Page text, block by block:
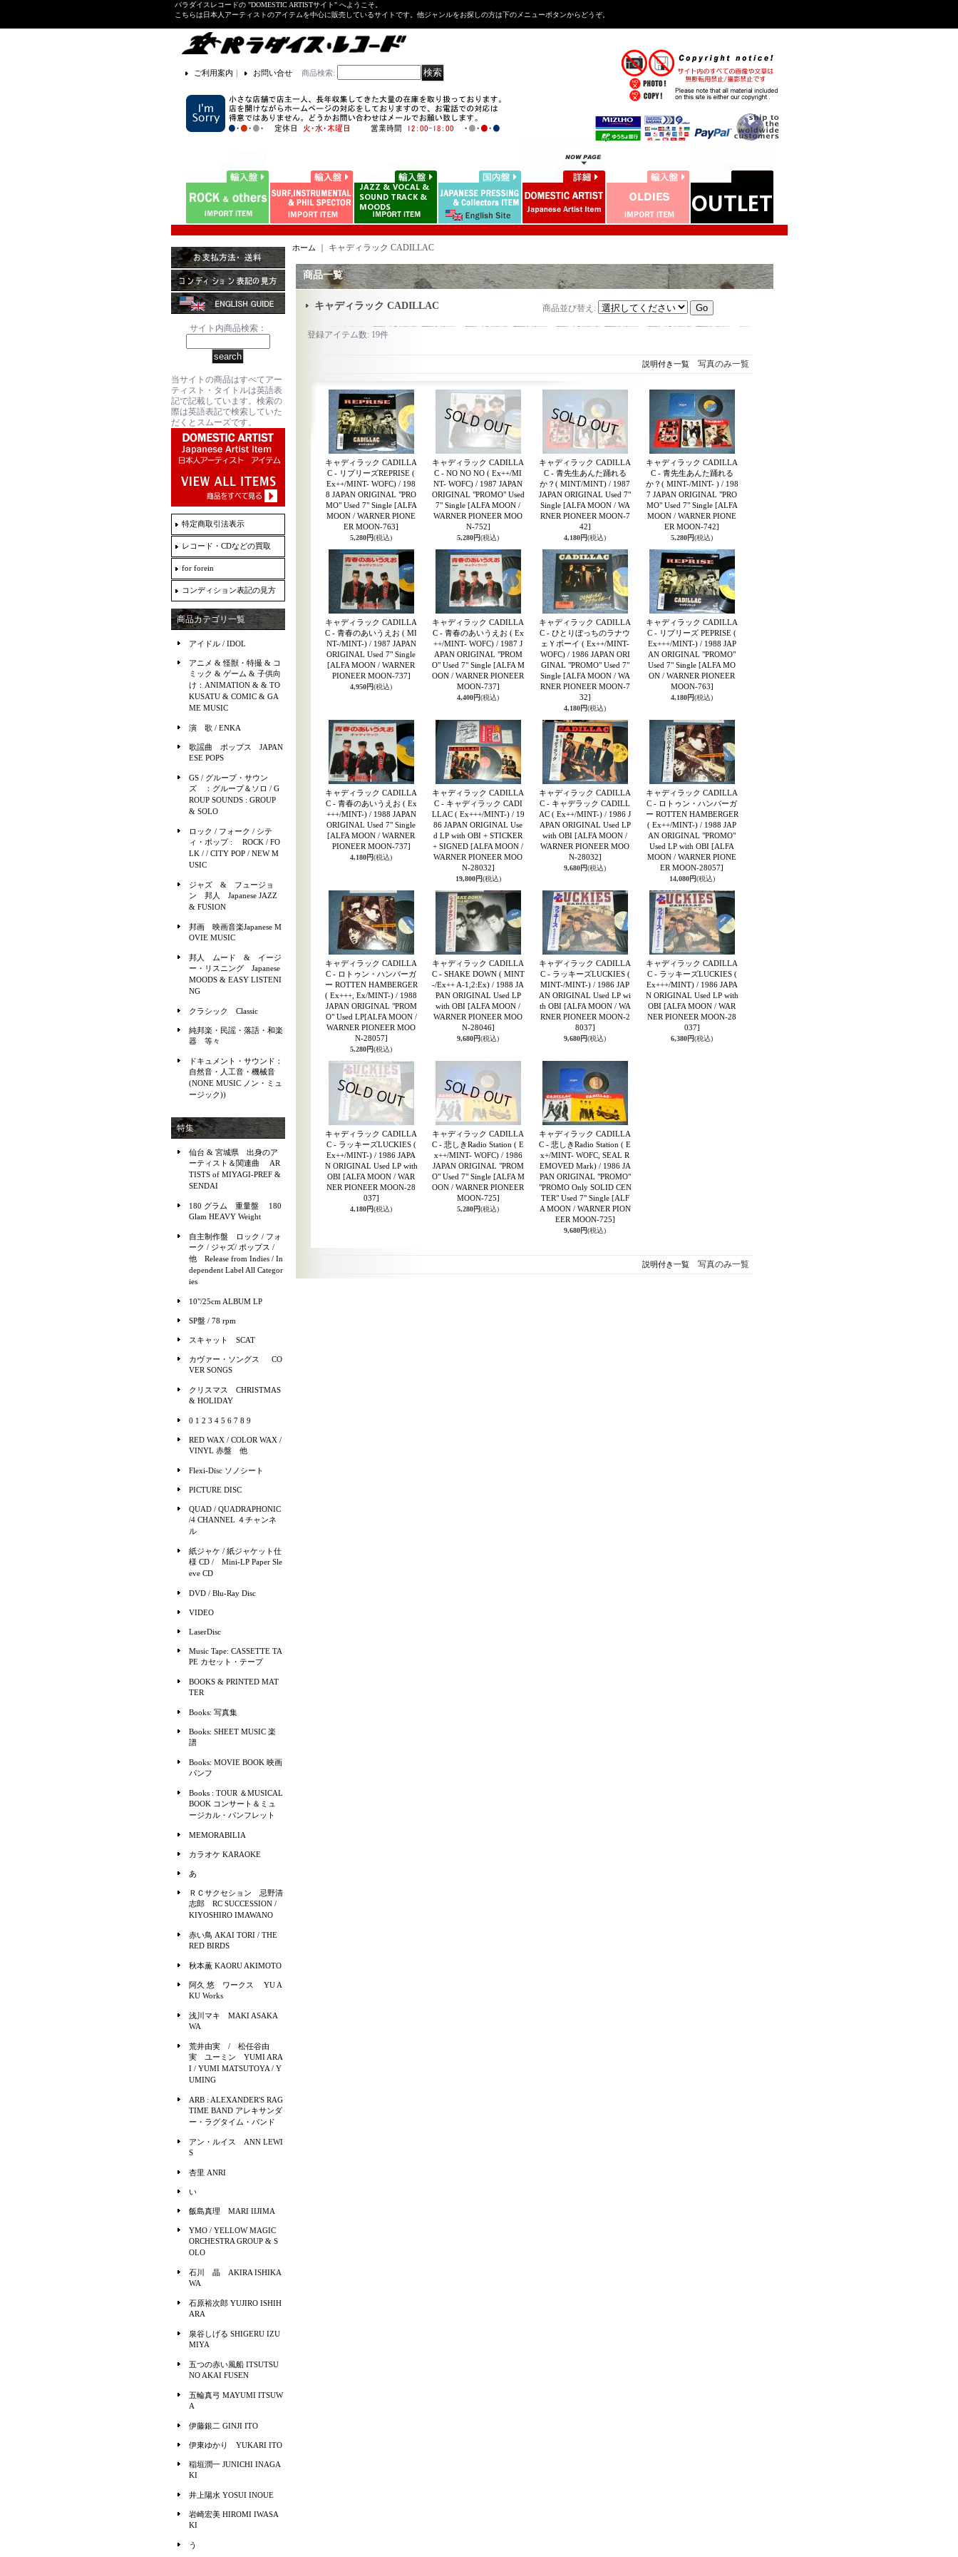
パラダイスレコードの "DOMESTIC ARTISTサイト" へようこそ。
こちらは日本人アーティストのアイテムを中心に販売しているサイトです。他ジャンルをお探しの方は下のメニューボタンからどうぞ。
ご利用案内 ｜ お問い合せ 商品検索:
サイト内商品検索：
当サイトの商品はすべてアー
ティスト・タイトルは英語表
記で記載しています。検索の
際は英語表記で検索していた
だくとスムーズです。
特定商取引法表示
レコード・CDなどの買取
for forein
コンディション表記の見方
商品カテゴリ一覧
アイドル / IDOL
アニメ & 怪獣・特撮 & コ
ミック & ゲーム & 子供向
け：ANIMATION & & TO
KUSATU & COMIC & GA
ME MUSIC
演 歌 / ENKA
歌謡曲 ポップス JAPAN
ESE POPS
GS / グループ・サウン
ズ ：グループ＆ソロ / G
ROUP SOUNDS : GROUP
& SOLO
ロック / フォーク / シテ
ィ・ポップ : ROCK / FO
LK / / CITY POP / NEW M
USIC
ジャズ & フュージョ
ン 邦人 Japanese JAZZ
& FUSION
邦画 映画音楽Japanese M
OVIE MUSIC
邦人 ムード & イージ
ー・リスニング Japanese
MOODS & EASY LISTENI
NG
クラシック Classic
純邦楽・民謡・落語・和楽
器 等々
ドキュメント・サウンド：
自然音・人工音・機械音
(NONE MUSIC ノン・ミュ
ージック))
特集
仙台 & 宮城県 出身のア
ーティスト＆関連曲 AR
TISTS of MIYAGI-PREF &
SENDAI
180 グラム 重量盤 180
Glam HEAVY Weight
自主制作盤 ロック / フォ
ーク / ジャズ/ ポップス /
他 Release from Indies / In
dependent Label All Categor
ies
10"/25cm ALBUM LP
SP盤 / 78 rpm
スキャット SCAT
カヴァー・ソングス CO
VER SONGS
クリスマス CHRISTMAS
& HOLIDAY
0 1 2 3 4 5 6 7 8 9
RED WAX / COLOR WAX /
VINYL 赤盤 他
Flexi-Disc ソノシート
PICTURE DISC
QUAD / QUADRAPHONIC
/4 CHANNEL ４チャンネ
ル
紙ジャケ / 紙ジャケット仕
様 CD / Mini-LP Paper Sle
eve CD
DVD / Blu-Ray Disc
VIDEO
LaserDisc
Music Tape: CASSETTE TA
PE カセット・テープ
BOOKS & PRINTED MAT
TER
Books: 写真集
Books: SHEET MUSIC 楽
譜
Books: MOVIE BOOK 映画
パンフ
Books : TOUR ＆MUSICAL
BOOK コンサート＆ミュ
ージカル・パンフレット
MEMORABILIA
カラオケ KARAOKE
あ
ＲＣサクセション 忌野清
志郎 RC SUCCESSION /
KIYOSHIRO IMAWANO
赤い鳥 AKAI TORI / THE
RED BIRDS
秋本薫 KAORU AKIMOTO
阿久 悠 ワークス YU A
KU Works
浅川マキ MAKI ASAKA
WA
荒井由実 / 松任谷由
実 ユーミン YUMI ARA
I / YUMI MATSUTOYA / Y
UMING
ARB : ALEXANDER'S RAG
TIME BAND アレキサンダ
ー・ラグタイム・バンド
アン・ルイス ANN LEWI
S
杏里 ANRI
い
飯島真理 MARI IIJIMA
YMO / YELLOW MAGIC
ORCHESTRA GROUP & S
OLO
石川 晶 AKIRA ISHIKA
WA
石原裕次郎 YUJIRO ISHIH
ARA
泉谷しげる SHIGERU IZU
MIYA
五つの赤い風船 ITSUTSU
NO AKAI FUSEN
五輪真弓 MAYUMI ITSUW
A
伊藤銀二 GINJI ITO
伊東ゆかり YUKARI ITO
稲垣潤一 JUNICHI INAGA
KI
井上陽水 YOSUI INOUE
岩崎宏美 HIROMI IWASA
KI
う
ホーム キャディラック CADILLAC
商品一覧
キャディラック CADILLAC 商品並び替え :
登録アイテム数:19件
説明付き一覧写真のみ一覧
キャディラック CADILLA
C - リプリーズREPRISE (
Ex++/MINT- WOFC) / 198
8 JAPAN ORIGINAL "PRO
MO" Used 7" Single [ALFA
MOON / WARNER PIONE
ER MOON-763]
5,280円(税込)
キャディラック CADILLA
C - NO NO NO ( Ex++/MI
NT- WOFC) / 1987 JAPAN
ORIGINAL "PROMO" Used
7" Single [ALFA MOON /
WARNER PIONEER MOO
N-752]
5,280円(税込)
キャディラック CADILLA
C - 青先生あんた踊れる
か？( MINT/MINT) / 1987
JAPAN ORIGINAL Used 7"
Single [ALFA MOON / WA
RNER PIONEER MOON-7
42]
4,180円(税込)
キャディラック CADILLA
C - 青先生あんた踊れる
か？( MINT-/MINT- ) / 198
7 JAPAN ORIGINAL "PRO
MO" Used 7" Single [ALFA
MOON / WARNER PIONE
ER MOON-742]
5,280円(税込)
キャディラック CADILLA
C - 青春のあいうえお ( MI
NT-/MINT-) / 1987 JAPAN
ORIGINAL Used 7" Single
[ALFA MOON / WARNER
PIONEER MOON-737]
4,950円(税込)
キャディラック CADILLA
C - 青春のあいうえお ( Ex
++/MINT- WOFC) / 1987 J
APAN ORIGINAL "PROM
O" Used 7" Single [ALFA M
OON / WARNER PIONEER
MOON-737]
4,400円(税込)
キャディラック CADILLA
C - ひとりぼっちのラナウ
ェＹボーイ ( Ex++/MINT-
WOFC) / 1986 JAPAN ORI
GINAL "PROMO" Used 7"
Single [ALFA MOON / WA
RNER PIONEER MOON-7
32]
4,180円(税込)
キャディラック CADILLA
C - リプリーズ PEPRISE (
Ex+++/MINT-) / 1988 JAP
AN ORIGINAL "PROMO"
Used 7" Single [ALFA MO
ON / WARNER PIONEER
MOON-763]
4,180円(税込)
キャディラック CADILLA
C - 青春のあいうえお ( Ex
+++/MINT-) / 1988 JAPAN
ORIGINAL Used 7" Single
[ALFA MOON / WARNER
PIONEER MOON-737]
4,180円(税込)
キャディラック CADILLA
C - キャディラック CADI
LLAC ( Ex+++/MINT-) / 19
86 JAPAN ORIGINAL Use
d LP with OBI + STICKER
+ SIGNED [ALFA MOON /
WARNER PIONEER MOO
N-28032]
19,800円(税込)
キャディラック CADILLA
C - キャデラック CADILL
AC ( Ex++/MINT-) / 1986 J
APAN ORIGINAL Used LP
with OBI [ALFA MOON /
WARNER PIONEER MOO
N-28032]
9,680円(税込)
キャディラック CADILLA
C - ロトゥン・ハンバーガ
ー ROTTEN HAMBERGER
( Ex++/MINT-) / 1988 JAP
AN ORIGINAL "PROMO"
Used LP with OBI [ALFA
MOON / WARNER PIONE
ER MOON-28057]
14,080円(税込)
キャディラック CADILLA
C - ロトゥン・ハンバーガ
ー ROTTEN HAMBERGER
( Ex+++, Ex/MINT-) / 1988
JAPAN ORIGINAL "PROM
O" Used LP[ALFA MOON /
WARNER PIONEER MOO
N-28057]
5,280円(税込)
キャディラック CADILLA
C - SHAKE DOWN ( MINT
-/Ex++ A-1,2:Ex) / 1988 JA
PAN ORIGINAL Used LP
with OBI [ALFA MOON /
WARNER PIONEER MOO
N-28046]
9,680円(税込)
キャディラック CADILLA
C - ラッキーズLUCKIES (
MINT-/MINT-) / 1986 JAP
AN ORIGINAL Used LP wi
th OBI [ALFA MOON / WA
RNER PIONEER MOON-2
8037]
9,680円(税込)
キャディラック CADILLA
C - ラッキーズLUCKIES (
Ex+++/MINT) / 1986 JAPA
N ORIGINAL Used LP with
OBI [ALFA MOON / WAR
NER PIONEER MOON-28
037]
6,380円(税込)
キャディラック CADILLA
C - ラッキーズLUCKIES (
Ex++/MINT-) / 1986 JAPA
N ORIGINAL Used LP with
OBI [ALFA MOON / WAR
NER PIONEER MOON-28
037]
4,180円(税込)
キャディラック CADILLA
C - 悲しきRadio Station ( E
x++/MINT- WOFC) / 1986
JAPAN ORIGINAL "PROM
O" Used 7" Single [ALFA M
OON / WARNER PIONEER
MOON-725]
5,280円(税込)
キャディラック CADILLA
C - 悲しきRadio Station ( E
x+/MINT- WOFC, SEAL R
EMOVED Mark) / 1986 JA
PAN ORIGINAL "PROMO"
"PROMO Only SOLID CEN
TER" Used 7" Single [ALF
A MOON / WARNER PION
EER MOON-725]
9,680円(税込)
説明付き一覧写真のみ一覧